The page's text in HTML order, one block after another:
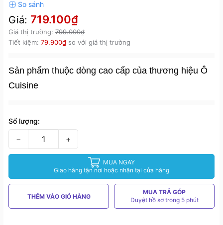
Giá: 719.100₫
Giá thị trường: 799.000₫
Tiết kiệm: 79.900₫ so với giá thị trường
Sản phẩm thuộc dòng cao cấp của thương hiệu Ô
Cuisine
Số lượng:
− +
MUA NGAY
Giao hàng tận nơi hoặc nhận tại cửa hàng
THÊM VÀO GIỎ HÀNG
MUA TRẢ GÓP
Duyệt hồ sơ trong 5 phút